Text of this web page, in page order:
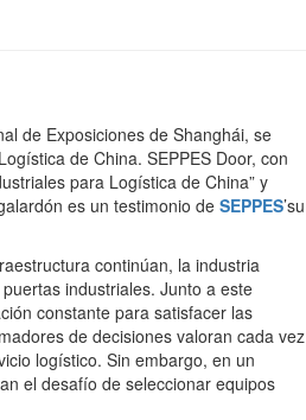
de Exposiciones de Shanghái, se
de China. SEPPES Door, con
para Logística de China” y
es un testimonio de SEPPES’su
continúan, la industria
industriales. Junto a este
constante para satisfacer las
de decisiones valoran cada vez
logístico. Sin embargo, en un
el desafío de seleccionar equipos